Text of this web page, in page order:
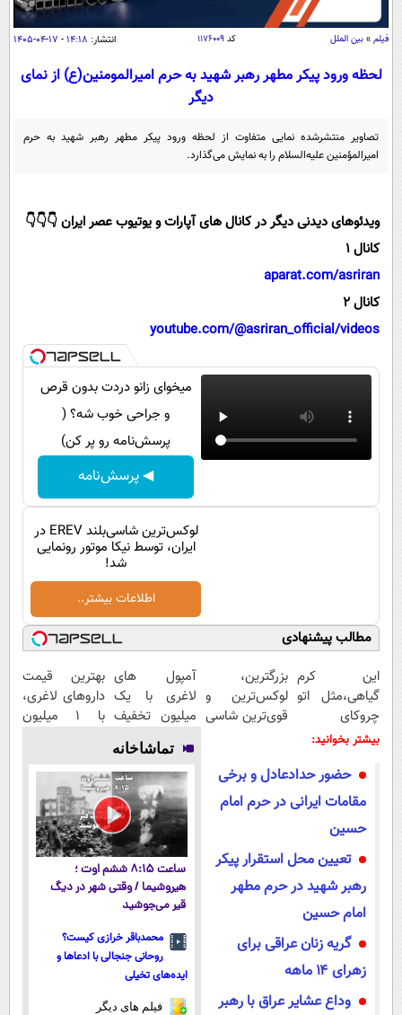
اقتصاد
خودرو
جامعه
اجتماعی
حوادث
سلامت
محیط زیست
ورزشی
بین الملل
سیاست خارجی
فرهنگ و هنر
فناوری و It
قرآن
سیاست
حوادث
محیط زیست
فرهنگی
اجتماعی
حیات وحش
سیاست خارجی
خواندنی ها و دیدنی ها
داستان کوتاه
روانشناسی
دانلود
فیلم » بین الملل کد ۱۱۷۶۰۰۹ انتشار: ۱۴:۱۸ - ۱۷-۰۴-۱۴۰۵
لحظه ورود پیکر مطهر رهبر شهید به حرم امیرالمومنین(ع) از نمای
دیگر
تصاویر منتشرشده نمایی متفاوت از لحظه ورود پیکر مطهر رهبر شهید به حرم
امیرالمؤمنین علیه‌السلام را به نمایش می‌گذارد.
ویدئوهای دیدنی دیگر در کانال های آپارات و یوتیوب عصر ایران 👇👇👇
کانال 1
aparat.com/asriran
کانال 2
youtube.com/@asriran_official/videos
میخوای زانو دردت بدون قرص
و جراحی خوب شه؟ (
پرسش‌نامه رو پر کن)
◀ پرسش‌نامه
لوکس‌ترین شاسی‌بلند EREV در
ایران، توسط نیکا موتور رونمایی
شد!
اطلاعات بیشتر..
مطالب پیشنهادی
این کرم
گیاهی،مثل اتو
چروکای
پوستتوصاف
بزرگترین،
لوکس‌ترین و
قوی‌ترین شاسی
شد
آمپول های
لاغری با یک
میلیون تخفیف
| ارسال از
داروخانه های
معتبر
بهترین قیمت
داروهای لاغری،
با ۱ میلیون
بیشتر بخوانید:
حضور حدادعادل و برخی
مقامات ایرانی در حرم امام
حسین
تعیین محل استقرار پیکر
رهبر شهید در حرم مطهر
امام حسین
گریه زنان عراقی برای
زهرای ۱۴ ماهه
وداع عشایر عراق با رهبر
تماشاخانه
ساعت ۸:۱۵ ششم اوت ؛
هیروشیما / وقتی شهر در دیگ
قیر می‌جوشید
محمدباقر خرازی کیست؟
روحانی جنجالی با ادعاها و
ایده‌های تخیلی
فیلم های دیگر